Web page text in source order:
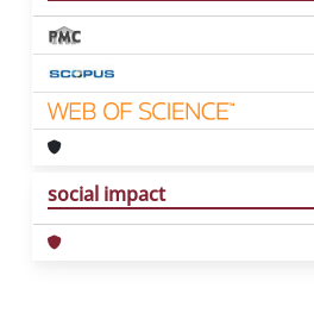
social impact